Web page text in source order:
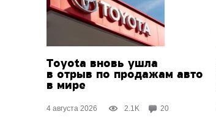
Toyota вновь ушла
в отрыв по продажам авто
в мире
4 августа 2026 2.1K 20